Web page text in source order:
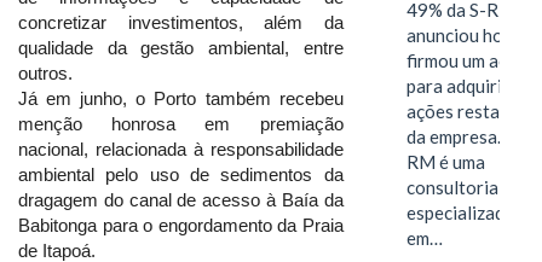
concretizar investimentos, além da
qualidade da gestão ambiental, entre
outros.
Já em junho, o Porto também recebeu
menção honrosa em premiação
nacional, relacionada à responsabilidade
ambiental pelo uso de sedimentos da
dragagem do canal de acesso à Baía da
Babitonga para o engordamento da Praia
de Itapoá.
49% da S-RM,
anunciou hoje
firmou um
para adquirir as
ações restantes
da empresa. A S-
RM é uma
consultoria
especializada
em…